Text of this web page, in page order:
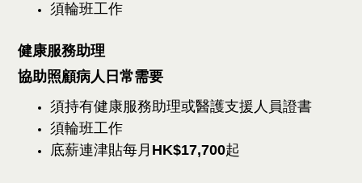
須輪班工作
健康服務助理
協助照顧病人日常需要
須持有健康服務助理或醫護支援人員證書
須輪班工作
底薪連津貼每月 HK$17,700起